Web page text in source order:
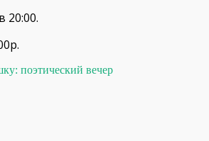
20:00.
поэтический вечер